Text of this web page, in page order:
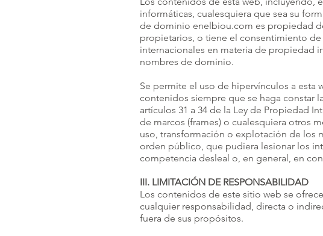
informáticas, cualesquiera que sea su
de dominio enelbiou.com es propiedad
propietarios, o tiene el consentimiento
internacionales en materia de propiedad
nombres de dominio.
Se permite el uso de hipervínculos a
contenidos siempre que se haga constar
artículos 31 a 34 de la Ley de Propiedad
de marcos (frames) o cualesquiera otros
uso, transformación o explotación de los
orden público, que pudiera lesionar los
competencia desleal o, en general, en
III. LIMITACIÓN DE RESPONSABILIDAD
Los contenidos de este sitio web se
cualquier responsabilidad, directa o
fuera de sus propósitos.